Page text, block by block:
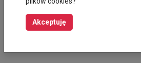
Wrzesień 2023
Akceptuję